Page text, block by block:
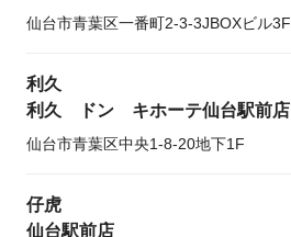
仙台市青葉区一番町2-3-3JBOXビル3F
利久
利久 ドン キホーテ仙台駅前店
仙台市青葉区中央1-8-20地下1F
仔虎
仙台駅前店